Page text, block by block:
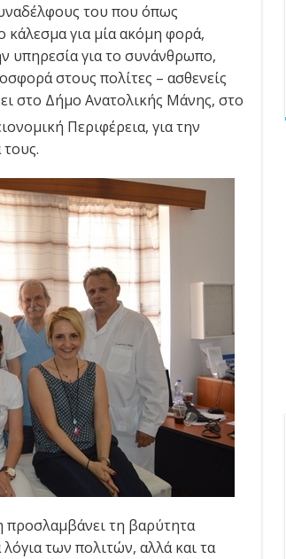
του που όπως
κάλεσμα για μία ακόμη φορά,
υπηρεσία για το συνάνθρωπο,
στους πολίτες – ασθενείς
στο Δήμο Ανατολικής Μάνης, στο
Περιφέρεια, για την
τη βαρύτητα
των πολιτών, αλλά και τα